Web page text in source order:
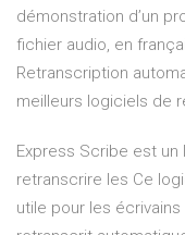
démonstration d’un
fichier audio, en
Retranscription
meilleurs logiciels de
Express Scribe est
retranscrire les Ce
utile pour les